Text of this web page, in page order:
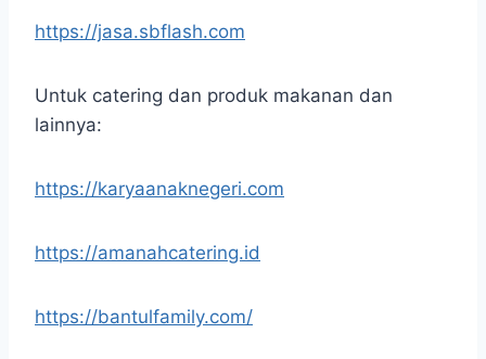
https://jasa.sbflash.com
Untuk catering dan produk makanan dan
lainnya:
https://karyaanaknegeri.com
https://amanahcatering.id
https://bantulfamily.com/